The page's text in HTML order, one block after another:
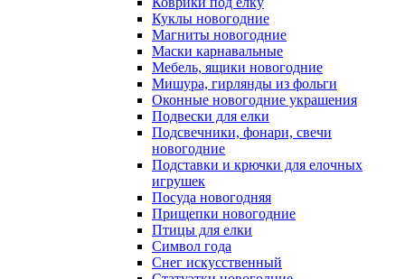
Куклы новогодние
Магниты новогодние
Маски карнавальные
Мебель, ящики новогодние
Мишура, гирлянды из фольги
Оконные новогодние украшения
Подвески для елки
Подсвечники, фонари, свечи
новогодние
Подставки и крючки для елочных
игрушек
Посуда новогодняя
Прищепки новогодние
Птицы для елки
Символ года
Снег искусственный